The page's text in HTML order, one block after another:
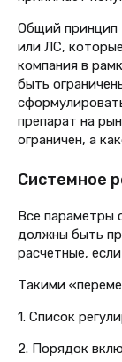
Общий принцип
или ЛС,
компания в
быть
препарат на
ограничен, а
Системное
Все параметры
должны быть
расчетные,
Такими
1. Список
2. Порядок